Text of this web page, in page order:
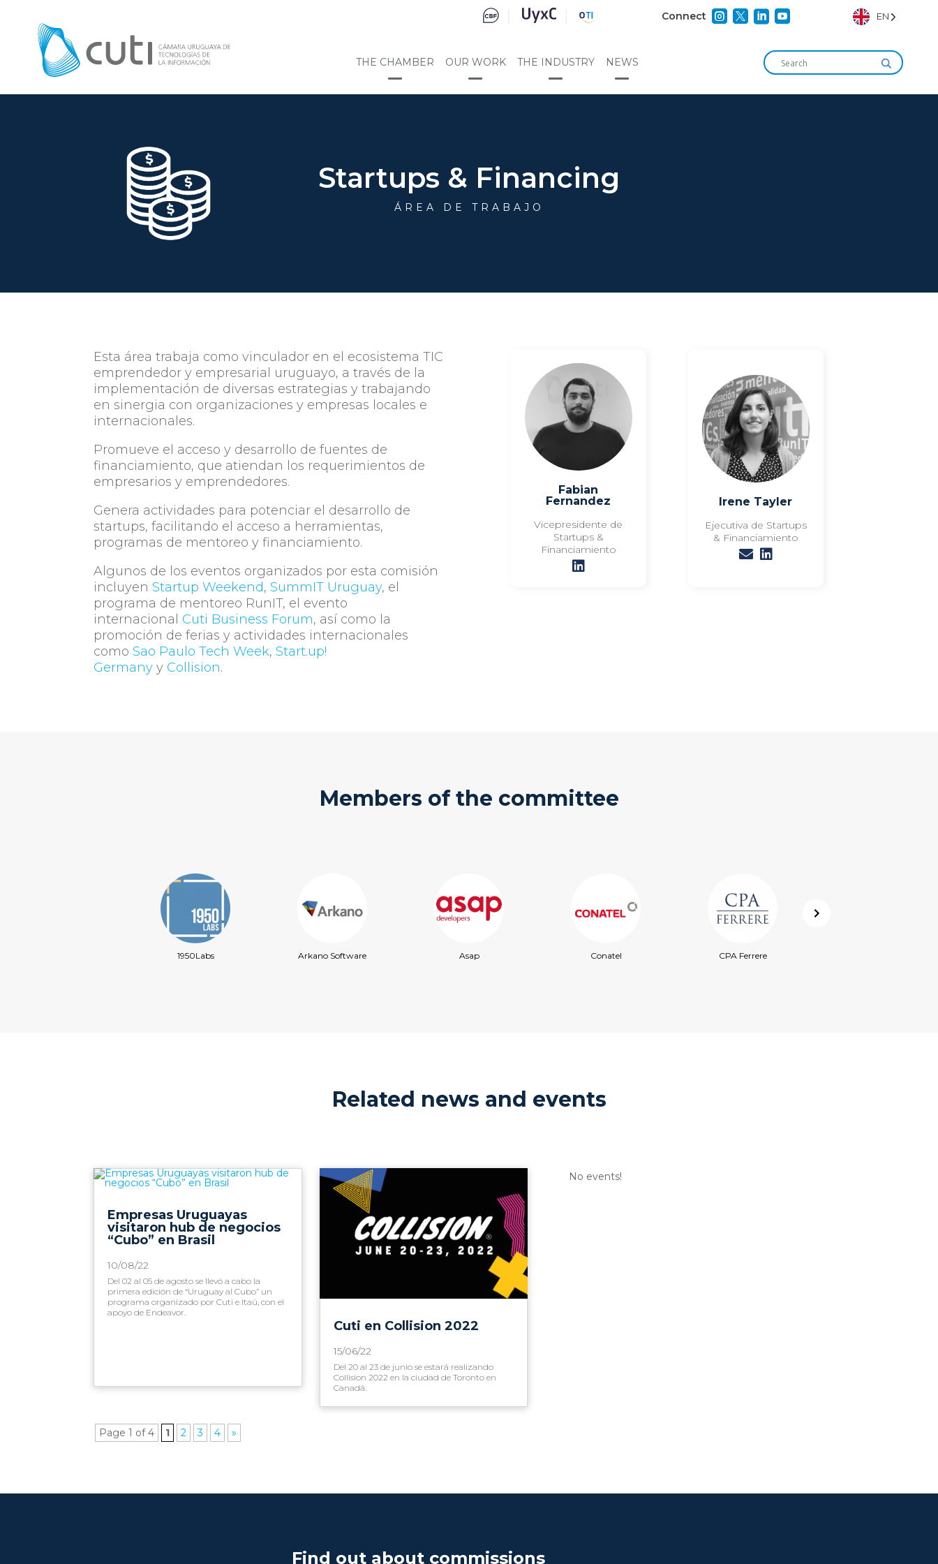
Connect     EN
THE CHAMBER OUR WORK THE INDUSTRY NEWS
Startups & Financing
ÁREA DE TRABAJO
Esta área trabaja como vinculador en el ecosistema TIC
emprendedor y empresarial uruguayo, a través de la
implementación de diversas estrategias y trabajando
en sinergia con organizaciones y empresas locales e
internacionales.
Promueve el acceso y desarrollo de fuentes de
financiamiento, que atiendan los requerimientos de
empresarios y emprendedores.
Genera actividades para potenciar el desarrollo de
startups, facilitando el acceso a herramientas,
programas de mentoreo y financiamiento.
Algunos de los eventos organizados por esta comisión
incluyen Startup Weekend, SummIT Uruguay, el
programa de mentoreo RunIT, el evento
internacional Cuti Business Forum, así como la
promoción de ferias y actividades internacionales
como Sao Paulo Tech Week, Start.up!
Germany y Collision.
Fabian
Fernandez
Vicepresidente de
Startups &
Financiamiento
Irene Tayler
Ejecutiva de Startups
& Financiamiento
Members of the committee
1950Labs Arkano Software Asap Conatel CPA Ferrere
Related news and events
Empresas Uruguayas
visitaron hub de negocios
“Cubo” en Brasil
10/08/22
Del 02 al 05 de agosto se llevó a cabo la
primera edición de “Uruguay al Cubo” un
programa organizado por Cuti e Itaú, con el
apoyo de Endeavor.
Cuti en Collision 2022
15/06/22
Del 20 al 23 de junio se estará realizando
Collision 2022 en la ciudad de Toronto en
Canadá.
Page 1 of 4 1 2 3 4 »
No events!
Find out about commissions